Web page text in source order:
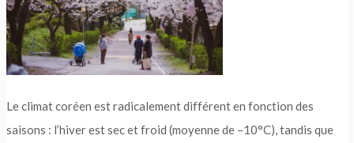
Le climat coréen est radicalement différent en fonction des
saisons : l’hiver est sec et froid (moyenne de –10°C), tandis que